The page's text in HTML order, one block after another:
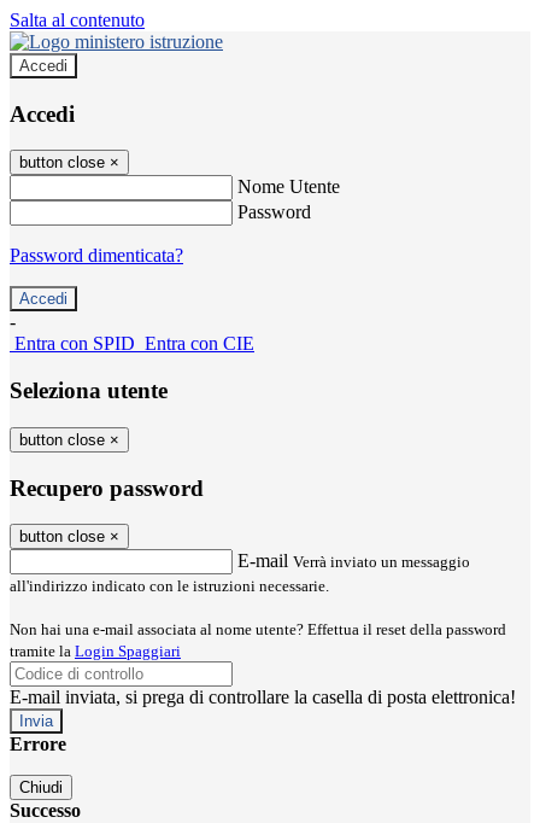
Salta al contenuto
Accedi
Accedi
button close ×
Nome Utente
Password
Password dimenticata?
-
Entra con SPID Entra con CIE
Seleziona utente
button close ×
Recupero password
button close ×
E-mail Verrà inviato un messaggio
all'indirizzo indicato con le istruzioni necessarie.
Non hai una e-mail associata al nome utente? Effettua il reset della password
tramite la Login Spaggiari
E-mail inviata, si prega di controllare la casella di posta elettronica!
Errore
Chiudi
Successo